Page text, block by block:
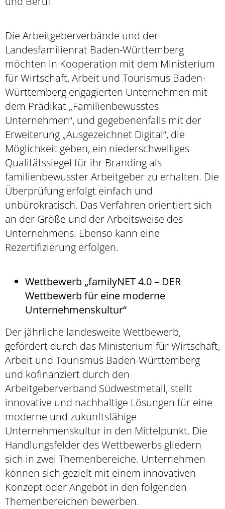
Die Arbeitgeberverbände und der
Landesfamilienrat Baden-Württemberg
möchten in Kooperation mit dem Ministerium
für Wirtschaft, Arbeit und Tourismus Baden-
Württemberg engagierten Unternehmen mit
dem Prädikat „Familienbewusstes
Unternehmen“, und gegebenenfalls mit der
Erweiterung „Ausgezeichnet Digital“, die
Möglichkeit geben, ein niederschwelliges
Qualitätssiegel für ihr Branding als
familienbewusster Arbeitgeber zu erhalten. Die
Überprüfung erfolgt einfach und
unbürokratisch. Das Verfahren orientiert sich
an der Größe und der Arbeitsweise des
Unternehmens. Ebenso kann eine
Rezertifizierung erfolgen.
Wettbewerb „familyNET 4.0 – DER
Wettbewerb für eine moderne
Unternehmenskultur“
Der jährliche landesweite Wettbewerb,
gefördert durch das Ministerium für Wirtschaft,
Arbeit und Tourismus Baden-Württemberg
und kofinanziert durch den
Arbeitgeberverband Südwestmetall, stellt
innovative und nachhaltige Lösungen für eine
moderne und zukunftsfähige
Unternehmenskultur in den Mittelpunkt. Die
Handlungsfelder des Wettbewerbs gliedern
sich in zwei Themenbereiche. Unternehmen
können sich gezielt mit einem innovativen
Konzept oder Angebot in den folgenden
Themenbereichen bewerben.